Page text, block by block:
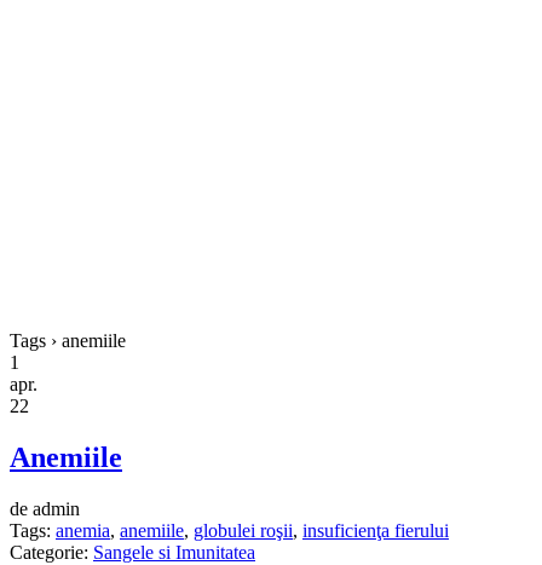
Tags › anemiile
1
apr.
22
Anemiile
de admin
Tags: anemia, anemiile, globulei roşii, insuficienţa fierului
Categorie: Sangele si Imunitatea